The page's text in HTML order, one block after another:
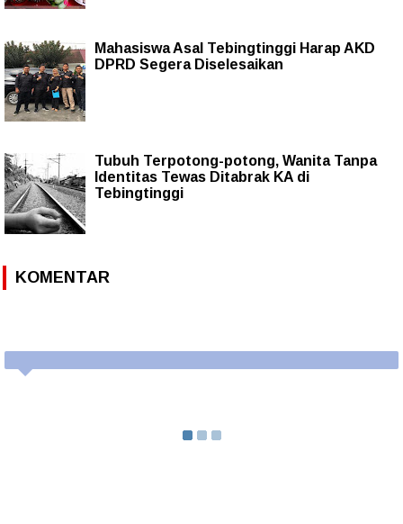
Mahasiswa Asal Tebingtinggi Harap AKD
DPRD Segera Diselesaikan
Tubuh Terpotong-potong, Wanita Tanpa
Identitas Tewas Ditabrak KA di
Tebingtinggi
KOMENTAR